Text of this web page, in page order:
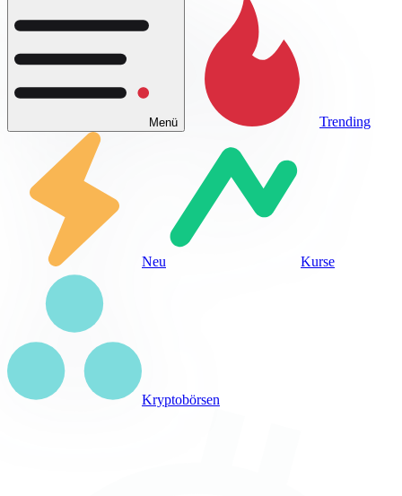
Menü Trending
Neu Kurse
Kryptobörsen